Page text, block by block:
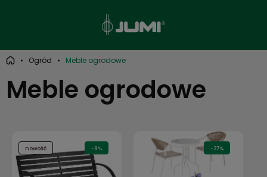
Ogród Meble ogrodowe
Meble ogrodowe
nowość -9% -27%